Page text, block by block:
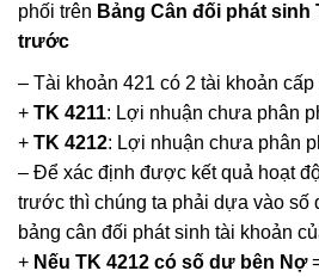
phối trên Bảng Cân đối phát sinh
trước
– Tài khoản 421 có 2 tài khoản cấp
+ TK 4211: Lợi nhuận chưa phân
+ TK 4212: Lợi nhuận chưa phân
– Để xác định được kết quả hoạt
trước thì chúng ta phải dựa vào số
bảng cân đối phát sinh tài khoản
+ Nếu TK 4212 có số dư bên Nợ